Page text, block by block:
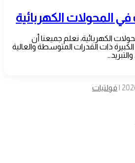
المحولات الكهربائية
الكهربائية، نعلم جميعنا أن
الكبيرة ذات القدرات المتوسطة والعالية
فولتيات